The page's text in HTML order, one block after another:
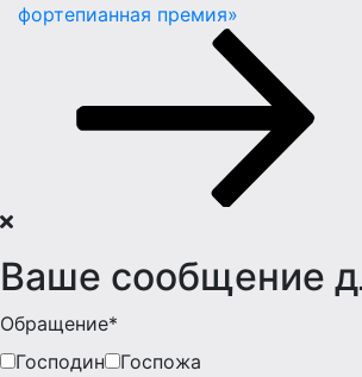
фортепианная премия»
Ваше сообщение
Обращение*
Господин
Госпожа